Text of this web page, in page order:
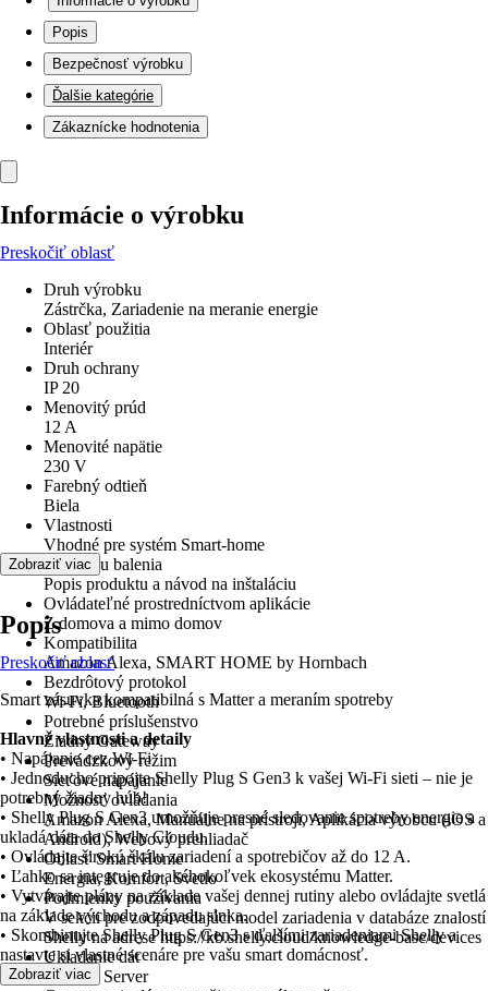
Popis
Bezpečnosť výrobku
Ďalšie kategórie
Zákaznícke hodnotenia
Informácie o výrobku
Preskočiť oblasť
Druh výrobku
Zástrčka, Zariadenie na meranie energie
Oblasť použitia
Interiér
Druh ochrany
IP 20
Menovitý prúd
12 A
Menovité napätie
230 V
Farebný odtieň
Biela
Vlastnosti
Vhodné pre systém Smart-home
Súčasťou balenia
Popis produktu a návod na inštaláciu
Ovládateľné prostredníctvom aplikácie
Z domova a mimo domov
Kompatibilita
Amazon Alexa, SMART HOME by Hornbach
Bezdrôtový protokol
Wi-Fi, Bluetooth
Potrebné príslušenstvo
Žiadny Gateway
Prevádzkový režim
Sieťové napájanie
Možnosť ovládania
Amazon Alexa, Manuálne na prístroji, Aplikácia výrobcu (iOS a
Android), Webový prehliadač
Oblasť Smart Home
Energia, Komfort, Svetlo
Podmienky používania
V sekcii pre zodpovedajúci model zariadenia v databáze znalostí
Shelly na adrese https://kb.shelly.cloud/knowledge-base/devices
Ukladanie dát
Gerät & Server
Zobraziť viac
Popis
Preskočiť oblasť
Smart zásuvka kompatibilná s Matter a meraním spotreby
Hlavné vlastnosti a detaily
• Napájanie cez Wi-Fi
• Jednoducho pripojte Shelly Plug S Gen3 k vašej Wi-Fi sieti – nie je
potrebný žiadny húb!
• Shelly Plug S Gen3 umožňuje presné sledovanie spotreby energie a
ukladá dáta do Shelly Cloudu.
• Ovládajte širokú škálu zariadení a spotrebičov až do 12 A.
• Ľahko sa integruje do akéhokoľvek ekosystému Matter.
• Vytvárajte plány na základe vašej dennej rutiny alebo ovládajte svetlá
na základe východu a západu slnka.
• Skombinujte Shelly Plug S Gen3 s ďalšími zariadeniami Shelly a
nastavte si vlastné scenáre pre vašu smart domácnosť.
Zobraziť viac